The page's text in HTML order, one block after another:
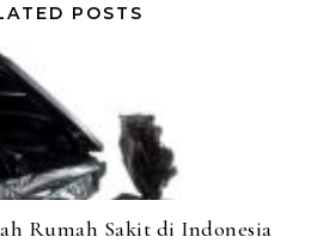
POSTS
Rumah Sakit di Indonesia